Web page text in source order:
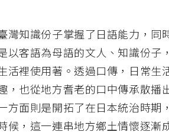
灣知識份子掌握了日語能力，同
以客語為母語的文人、知識份子
活裡使用著。透過口傳，日常生
，也從地方耆老的口中傳承散播
方面則是開拓了在日本統治時期
候，這一連串地方鄉土情懷逐漸